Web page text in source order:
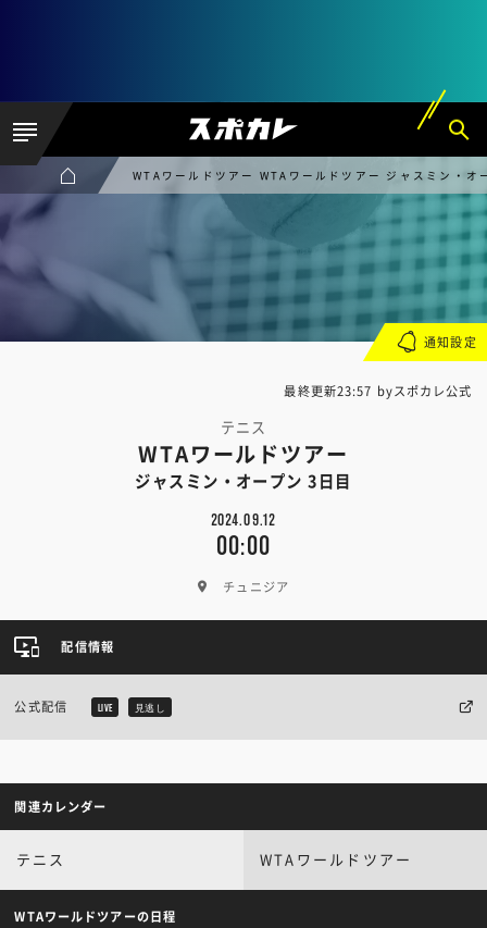
WTAワールドツアー WTAワールドツアー ジャスミン・オ
最終更新23:57 byスポカレ公式
テニス
WTAワールドツアー
ジャスミン・オープン 3日目
2024.09.12
00:00
チュニジア
通知設定
配信情報
公式配信 LIVE 見逃し
関連カレンダー
テニス WTAワールドツアー
WTAワールドツアーの日程